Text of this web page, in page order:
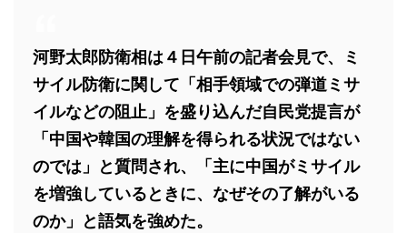
河野太郎防衛相は４日午前の記者会見で、ミ
サイル防衛に関して「相手領域での弾道ミサ
イルなどの阻止」を盛り込んだ自民党提言が
「中国や韓国の理解を得られる状況ではない
のでは」と質問され、「主に中国がミサイル
を増強しているときに、なぜその了解がいる
のか」と語気を強めた。